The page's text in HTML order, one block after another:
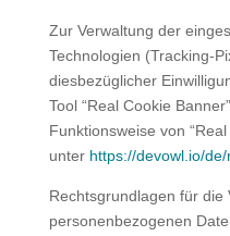
Zur Verwaltung der
Technologien (Tracking-
diesbezüglicher
Tool “Real Cookie
Funktionsweise von
unter https://devowl.io/
Rechtsgrundlagen für die
personenbezogenen